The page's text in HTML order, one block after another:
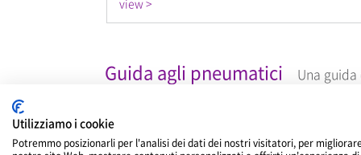
Guida agli pneumatici Una
Utilizziamo i cookie
Potremmo posizionarli per l'analisi dei dati dei nostri visitatori, per